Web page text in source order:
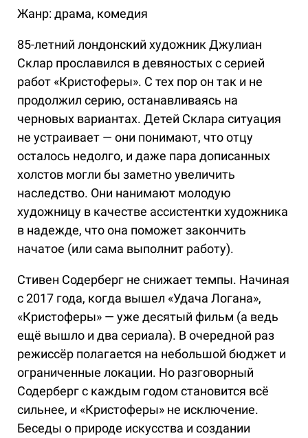
Жанр: драма, комедия
85-летний лондонский художник Джулиан
Склар прославился в девяностых с серией
работ «Кристоферы». С тех пор он так и не
продолжил серию, останавливаясь на
черновых вариантах. Детей Склара ситуация
не устраивает — они понимают, что отцу
осталось недолго, и даже пара дописанных
холстов могли бы заметно увеличить
наследство. Они нанимают молодую
художницу в качестве ассистентки художника
в надежде, что она поможет закончить
начатое (или сама выполнит работу).
Стивен Содерберг не снижает темпы. Начиная
с 2017 года, когда вышел «Удача Логана»,
«Кристоферы» — уже десятый фильм (а ведь
ещё вышло и два сериала). В очередной раз
режиссёр полагается на небольшой бюджет и
ограниченные локации. Но разговорный
Содерберг с каждым годом становится всё
сильнее, и «Кристоферы» не исключение.
Беседы о природе искусства и создании